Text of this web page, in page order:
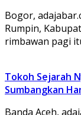
Bogor,
Rumpin,
rimbawan pagi
Tokoh Sejarah
Sumbangkan
Banda Aceh,